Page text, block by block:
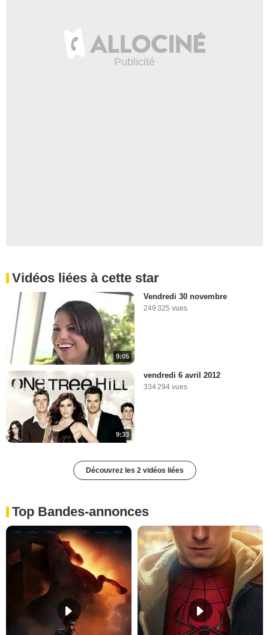
Vidéos liées à cette star
9:05
Vendredi 30 novembre
249 325 vues
9:33
vendredi 6 avril 2012
334 294 vues
Découvrez les 2 vidéos liées
Top Bandes-annonces